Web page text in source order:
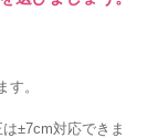
。
±7cm対応できま